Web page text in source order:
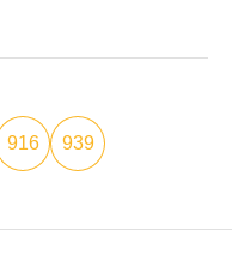
916 939